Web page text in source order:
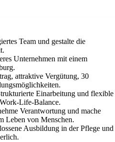
Team und gestalte die
Unternehmen mit einem
attraktive Vergütung, 30
Einarbeitung und flexible
Life-Balance.
Verantwortung und mache
Leben von Menschen.
Ausbildung in der Pflege und